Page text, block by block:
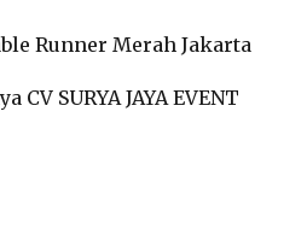
CV SURYA JAYA EVENT